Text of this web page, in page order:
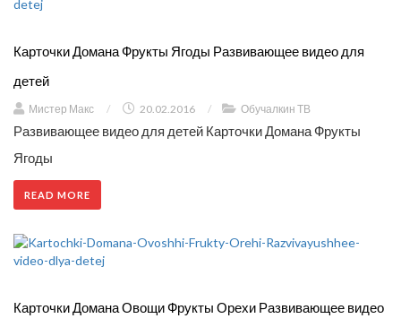
Карточки Домана Фрукты Ягоды Развивающее видео для
детей
Мистер Макс / 20.02.2016 / Обучалкин ТВ
Развивающее видео для детей Карточки Домана Фрукты
Ягоды
READ MORE
Карточки Домана Овощи Фрукты Орехи Развивающее видео